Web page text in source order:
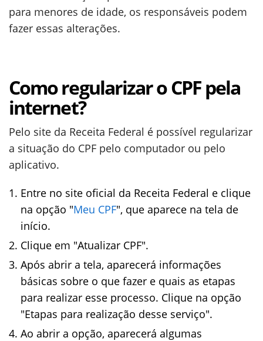
para menores de idade, os responsáveis podem
fazer essas alterações.
Como regularizar o CPF pela
internet?
Pelo site da Receita Federal é possível regularizar
a situação do CPF pelo computador ou pelo
aplicativo.
Entre no site oficial da Receita Federal e clique
na opção "Meu CPF", que aparece na tela de
início.
Clique em "Atualizar CPF".
Após abrir a tela, aparecerá informações
básicas sobre o que fazer e quais as etapas
para realizar esse processo. Clique na opção
"Etapas para realização desse serviço".
Ao abrir a opção, aparecerá algumas